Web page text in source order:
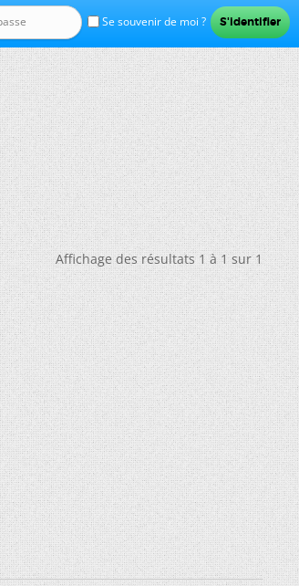
Se souvenir de moi ?
Affichage des résultats 1 à 1 sur 1